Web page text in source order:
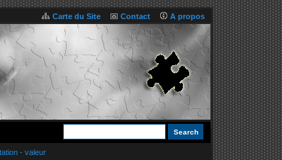
Carte du Site Contact A propos
- valeur